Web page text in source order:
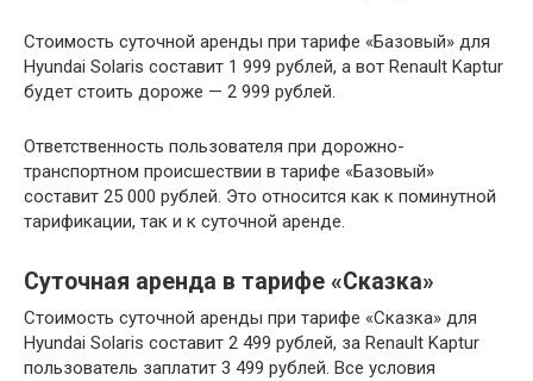
Стоимость суточной аренды при тарифе «Базовый» для
Hyundai Solaris составит 1 999 рублей, а вот Renault Kaptur
будет стоить дороже — 2 999 рублей.
Ответственность пользователя при дорожно-
транспортном происшествии в тарифе «Базовый»
составит 25 000 рублей. Это относится как к поминутной
тарификации, так и к суточной аренде.
Суточная аренда в тарифе «Сказка»
Стоимость суточной аренды при тарифе «Сказка» для
Hyundai Solaris составит 2 499 рублей, за Renault Kaptur
пользователь заплатит 3 499 рублей. Все условия